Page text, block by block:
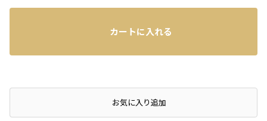
カートに入れる
店頭在庫を確認するお気に入り追加